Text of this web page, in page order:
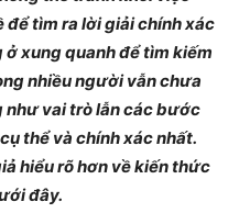
để tìm ra lời giải chính xác
xung quanh để tìm kiếm
nhiều người vẫn chưa
như vai trò lẫn các bước
thể và chính xác nhất.
hiểu rõ hơn về kiến thức
đây.